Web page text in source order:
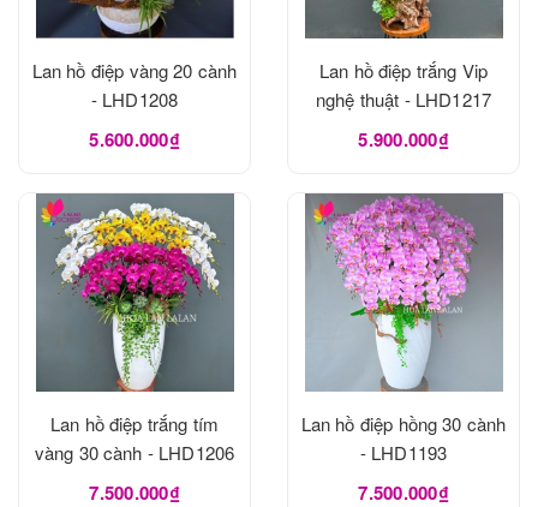
Lan hồ điệp vàng 20 cành
- LHD1208
5.600.000₫
Lan hồ điệp trắng Vip
nghệ thuật - LHD1217
5.900.000₫
Lan hồ điệp trắng tím
vàng 30 cành - LHD1206
7.500.000₫
Lan hồ điệp hồng 30 cành
- LHD1193
7.500.000₫